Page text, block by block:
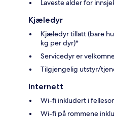
Laveste alder for
Kjæledyr
Kjæledyr tillatt (bare
kg per dyr)*
Servicedyr er
Tilgjengelig utstyr/
Internett
Wi-fi inkludert i
Wi-fi på rommene